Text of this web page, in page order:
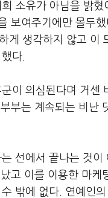
소유가 아님을 밝
보여주기에만 몰두
게 생각하지 않고 이
다
이 의심된다며 거센
부는 계속되는 비난
선에서 끝나는 것
고 이를 이용한 마케
밖에 없다
연예인